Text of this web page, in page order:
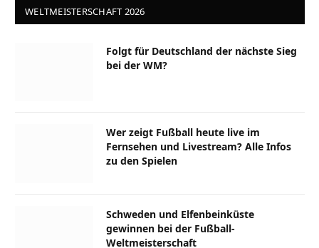
WELTMEISTERSCHAFT 2026
Folgt für Deutschland der nächste Sieg
bei der WM?
Wer zeigt Fußball heute live im
Fernsehen und Livestream? Alle Infos
zu den Spielen
Schweden und Elfenbeinküste
gewinnen bei der Fußball-
Weltmeisterschaft